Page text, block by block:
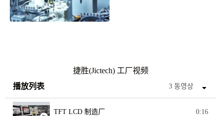
捷胜(Jictech) 工厂视频
播放列表 3 동영상
TFT LCD 制造厂 0:16